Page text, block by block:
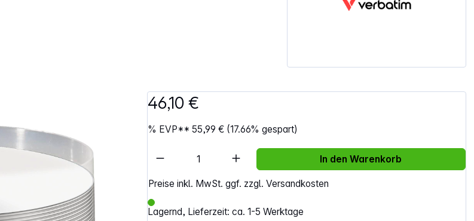
46,10 €
% EVP**55,99 € (17.66% gespart)
Preise inkl. MwSt. ggf. zzgl. Versandkosten
Lagernd, Lieferzeit: ca. 1-5 Werktage
Artikel Anzahl: Gib den gewünschten Wert ein
In den Warenkorb